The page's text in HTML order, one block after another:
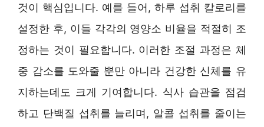
것이 핵심입니다. 예를 들어, 하루 섭취 칼로리를
설정한 후, 이들 각각의 영양소 비율을 적절히 조
정하는 것이 필요합니다. 이러한 조절 과정은 체
중 감소를 도와줄 뿐만 아니라 건강한 신체를 유
지하는데도 크게 기여합니다. 식사 습관을 점검
하고 단백질 섭취를 늘리며, 알콜 섭취를 줄이는